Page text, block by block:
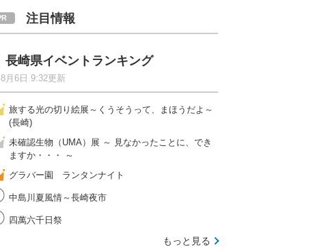
注目情報
長崎県イベントランキング
8月6日 9:32更新
旅する光の切り絵展～くうそうって、まほうだよ～
(長崎)
未確認生物（UMA）展 ～ 見なかったことに、でき
ますか・・・ ～
グラバー園 ランタンナイト
中島川夏風情～長崎夜市
四萬六千日祭
もっと見る